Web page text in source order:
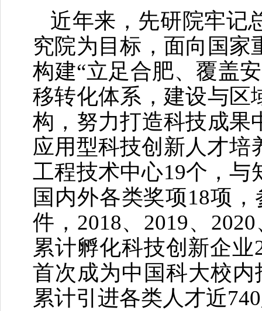
近年来，先研院牢记
究院为目标，面向国家
构建“立足合肥、覆盖
移转化体系，建设与区
构，努力打造科技成果
应用型科技创新人才培
工程技术中心19个，与
国内外各类奖项18项
件，2018、2019、
累计孵化科技创新企
首次成为中国科大校
累计引进各类人才近